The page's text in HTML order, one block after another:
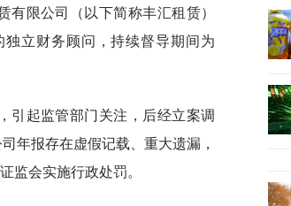
限公司（以下简称丰汇租赁）
立财务顾问，持续督导期间为
引起监管部门关注，后经立案调
年报存在虚假记载、重大遗漏，
监会实施行政处罚。